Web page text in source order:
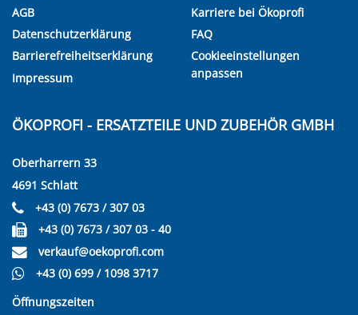
AGB
Datenschutzerklärung
Barrierefreiheitserklärung
Impressum
Karriere bei Ökoprofi
FAQ
Cookieeinstellungen
anpassen
ÖKOPROFI - ERSATZTEILE UND ZUBEHÖR GMBH
Oberharrern 33
4691 Schlatt
+43 (0) 7673 / 307 03
+43 (0) 7673 / 307 03 - 40
verkauf@oekoprofi.com
+43 (0) 699 / 1098 3717
Öffnungszeiten